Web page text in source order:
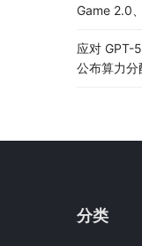
Game 2.0
应对 GPT-
公布算力分
分类